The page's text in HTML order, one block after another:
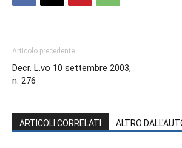
Articolo precedente
Decr. L.vo 10 settembre 2003,
n. 276
ARTICOLI CORRELATI ALTRO